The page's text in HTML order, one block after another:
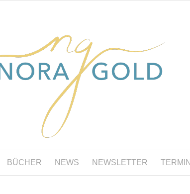
BÜCHER NEWS NEWSLETTER